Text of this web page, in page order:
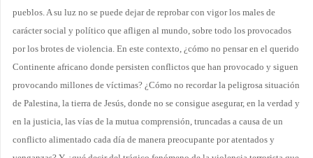
pueblos. A su luz no se puede dejar de reprobar con vigor los males de
carácter social y político que afligen al mundo, sobre todo los provocados
por los brotes de violencia. En este contexto, ¿cómo no pensar en el querido
Continente africano donde persisten conflictos que han provocado y siguen
provocando millones de víctimas? ¿Cómo no recordar la peligrosa situación
de Palestina, la tierra de Jesús, donde no se consigue asegurar, en la verdad y
en la justicia, las vías de la mutua comprensión, truncadas a causa de un
conflicto alimentado cada día de manera preocupante por atentados y